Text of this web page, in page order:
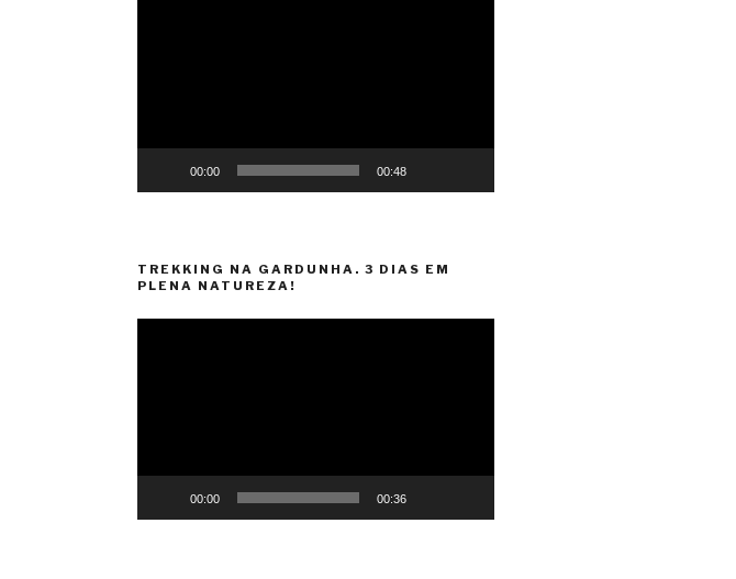
00:00 00:48
TREKKING NA GARDUNHA. 3 DIAS EM
PLENA NATUREZA!
00:00 00:36